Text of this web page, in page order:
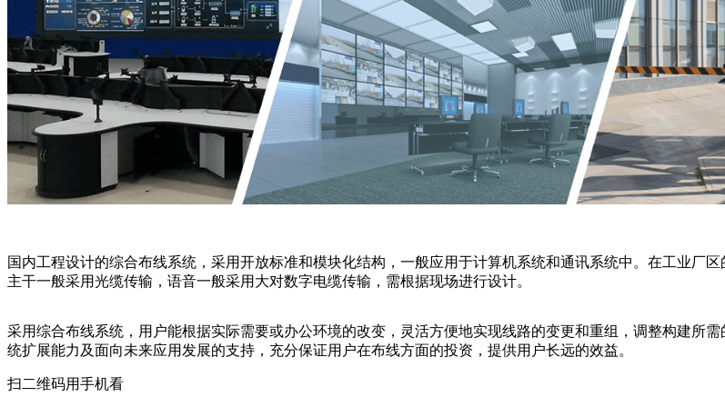
国内工程设计的综合布线系统，采用开放标准和模块化结构，一般应用于计算机系统和通讯系统中。在工业厂
主干一般采用光缆传输，语音一般采用大对数字电缆传输，需根据现场进行设计。
采用综合布线系统，用户能根据实际需要或办公环境的改变，灵活方便地实现线路的变更和重组，调整构建所
统扩展能力及面向未来应用发展的支持，充分保证用户在布线方面的投资，提供用户长远的效益。
扫二维码用手机看